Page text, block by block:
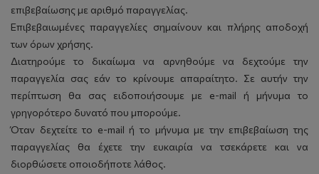
επιβεβαίωσης με αριθμό παραγγελίας.
Επιβεβαιωμένες παραγγελίες σημαίνουν και πλήρης αποδοχή
των όρων χρήσης.
Διατηρούμε το δικαίωμα να αρνηθούμε να δεχτούμε την
παραγγελία σας εάν το κρίνουμε απαραίτητο. Σε αυτήν την
περίπτωση θα σας ειδοποιήσουμε με e-mail ή μήνυμα το
γρηγορότερο δυνατό που μπορούμε.
Όταν δεχτείτε το e-mail ή το μήνυμα με την επιβεβαίωση της
παραγγελίας θα έχετε την ευκαιρία να τσεκάρετε και να
διορθώσετε οποιοδήποτε λάθος.